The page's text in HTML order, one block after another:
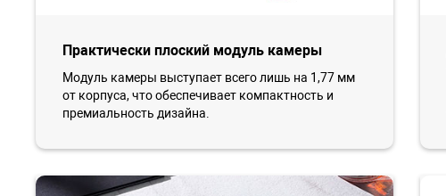
Практически плоский модуль камеры
Модуль камеры выступает всего лишь на 1,77 мм
от корпуса, что обеспечивает компактность и
премиальность дизайна.